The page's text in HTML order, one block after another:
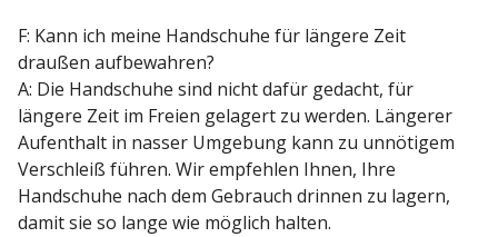
F: Kann ich meine Handschuhe für längere Zeit
draußen aufbewahren?
A: Die Handschuhe sind nicht dafür gedacht, für
längere Zeit im Freien gelagert zu werden. Längerer
Aufenthalt in nasser Umgebung kann zu unnötigem
Verschleiß führen. Wir empfehlen Ihnen, Ihre
Handschuhe nach dem Gebrauch drinnen zu lagern,
damit sie so lange wie möglich halten.